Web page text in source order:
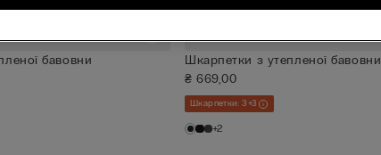
бавовни
Шкарпетки з утепленої бавовни
₴ 669,00
Шкарпетки: 3+3
+2